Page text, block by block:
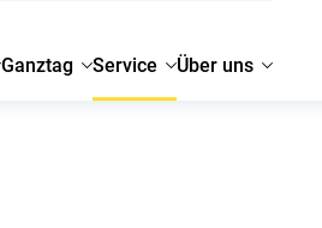
Ganztag Service Über uns